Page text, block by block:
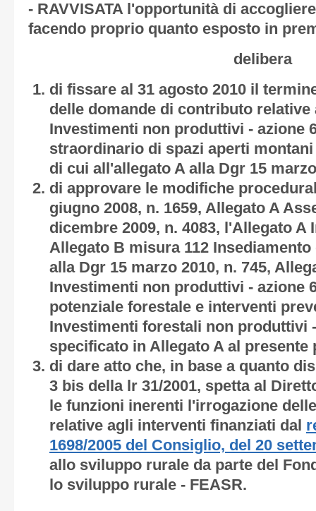
- RAVVISATA l'opportunità di
facendo proprio quanto esposto in
delibera
di fissare al 31 agosto 2010 il
delle domande di contributo relative
Investimenti non produttivi - azione
straordinario di spazi aperti
di cui all'allegato A alla Dgr 15
di approvare le modifiche
giugno 2008, n. 1659, Allegato A
dicembre 2009, n. 4083, l'Allegato
Allegato B misura 112
alla Dgr 15 marzo 2010, n. 745,
Investimenti non produttivi - azione
potenziale forestale e interventi
Investimenti forestali non produttivi
specificato in Allegato Aal presente
di dare atto che, in base a quanto
3 bis della lr 31/2001, spetta al
le funzioni inerenti l'irrogazione
relative agli interventi finanziati dal
1698/2005 del Consiglio, del 20
allo sviluppo rurale da parte del
lo sviluppo rurale - FEASR.